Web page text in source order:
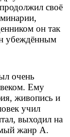
своё
он так
убеждённым
очень
Ему
живопись и
учил
выходил на
жанр А.